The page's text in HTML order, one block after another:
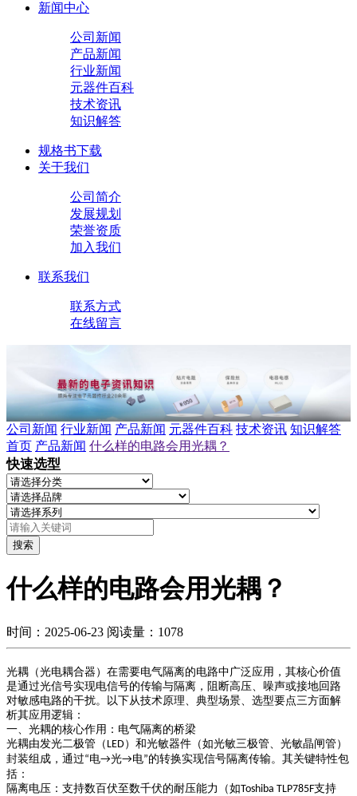
新闻中心
公司新闻
产品新闻
行业新闻
元器件百科
技术资讯
知识解答
规格书下载
关于我们
公司简介
发展规划
荣誉资质
加入我们
联系我们
联系方式
在线留言
公司新闻 行业新闻 产品新闻 元器件百科 技术资讯 知识解答
首页 产品新闻 什么样的电路会用光耦？
快速选型
搜索
什么样的电路会用光耦？
时间：2025-06-23 阅读量：1078
光耦（光电耦合器）在需要电气隔离的电路中广泛应用 ，其核心价值
是通过光信号实现电信号的传输与隔离，阻断高压、噪声或接地回路
对敏感电路的干扰。以下从技术原理、典型场景、选型要点三方面解
析其应用逻辑：
一、光耦的核心作用：电气隔离的桥梁
光耦由发光二极管（ LED）和光敏器件（如光敏三极管、光敏晶闸管）
封装组成，通过“电→光→电”的转换实现信号隔离传输。其关键特性包
括：
隔离电压 ：支持数百伏至数千伏的耐压能力（如Toshiba TLP785F支持